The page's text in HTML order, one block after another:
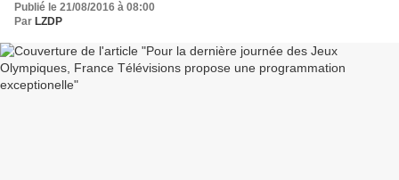
Publié le 21/08/2016 à 08:00
Par LZDP